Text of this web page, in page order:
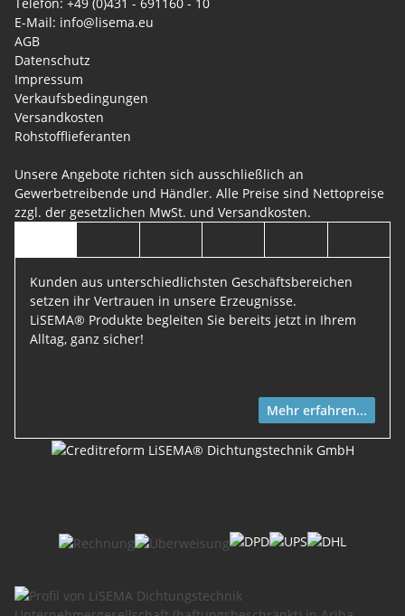
E-Mail: info@lisema.eu
AGB
Datenschutz
Impressum
Verkaufsbedingungen
Versandkosten
Rohstofflieferanten
Unsere Angebote richten sich ausschließlich an
Gewerbetreibende und Händler. Alle Preise sind Nettopreise
zzgl. der gesetzlichen MwSt. und Versandkosten.
Kunden aus unterschiedlichsten Geschäftsbereichen
setzen ihr Vertrauen in unsere Erzeugnisse.
LiSEMA® Produkte begleiten Sie bereits jetzt in Ihrem
Alltag, ganz sicher!
Mehr erfahren...